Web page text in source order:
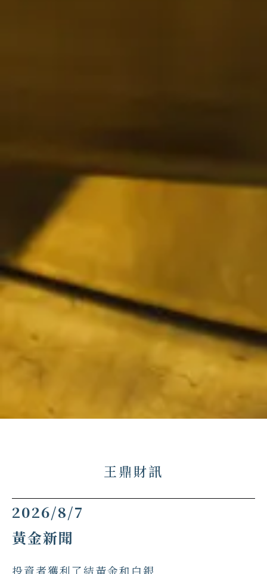
王鼎財訊
2026/8/7
黃金新聞
投資者獲利了結黃金和白銀